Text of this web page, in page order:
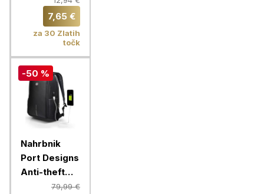
7,65 €
za 30 Zlatih
točk
-50 %
Nahrbnik
Port Designs
Anti-theft
Backpack79,99 €